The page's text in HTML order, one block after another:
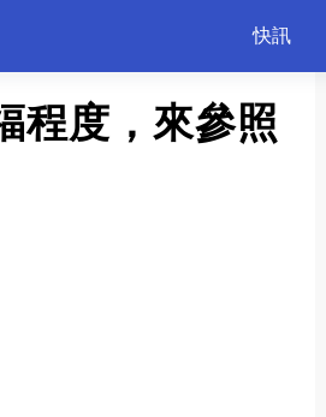
快訊
程度，來參照